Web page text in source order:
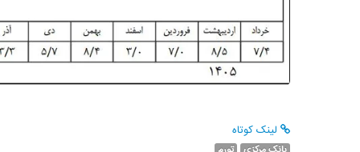
لینک کوتاه